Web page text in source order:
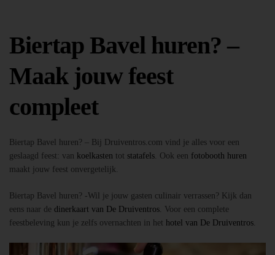
Biertap Bavel huren? –
Maak jouw feest
compleet
Biertap Bavel huren? – Bij Druiventros.com vind je alles voor een
geslaagd feest: van koelkasten tot statafels. Ook een fotobooth huren
maakt jouw feest onvergetelijk.
Biertap Bavel huren? -Wil je jouw gasten culinair verrassen? Kijk dan
eens naar de dinerkaart van De Druiventros. Voor een complete
feestbeleving kun je zelfs overnachten in het hotel van De Druiventros.